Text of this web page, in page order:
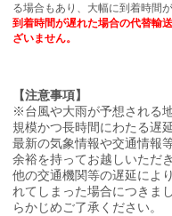
る場合もあり、大幅に到着時間
到着時間が遅れた場合の代替輸
ざいません。
【注意事項】
※台風や大雨が予想される
規模かつ長時間にわたる遅
最新の気象情報や交通情報
余裕を持ってお越しいただ
他の交通機関等の遅延によ
れてしまった場合につきま
らかじめご了承ください。